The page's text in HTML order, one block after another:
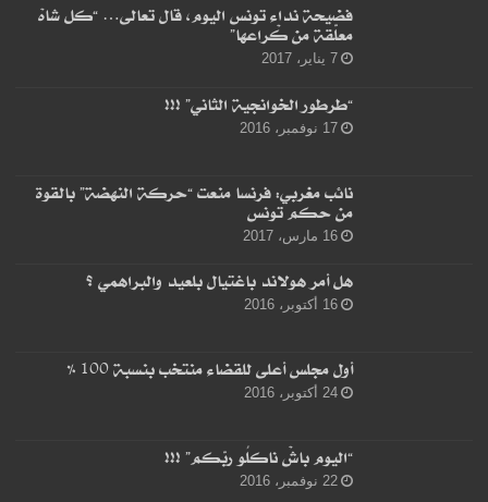
فضيحة نداء تونس اليوم، قال تعالى… “كل شاهْ
معلّقة من كْراعها”
7 يناير، 2017
“طرطور الخوانجية الثاني” !!!
17 نوفمبر، 2016
نائب مغربي: فرنسا منعت “حركة النهضة” بالقوة
من حكم تونس
16 مارس، 2017
هل أمر هولاند باغتيال بلعيد والبراهمي ؟
16 أكتوبر، 2016
أول مجلس أعلى للقضاء منتخب بنسبة 100 %
24 أكتوبر، 2016
“اليوم باشْ ناكلُو ربّكم” !!!
22 نوفمبر، 2016